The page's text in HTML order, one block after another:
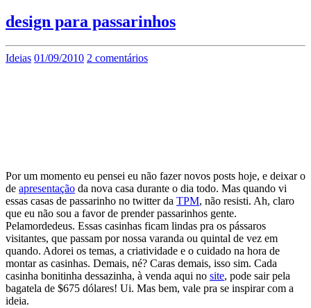
design para passarinhos
Ideias 01/09/2010 2 comentários
Por um momento eu pensei eu não fazer novos posts hoje, e deixar o
de apresentação da nova casa durante o dia todo. Mas quando vi
essas casas de passarinho no twitter da TPM, não resisti. Ah, claro
que eu não sou a favor de prender passarinhos gente.
Pelamordedeus. Essas casinhas ficam lindas pra os pássaros
visitantes, que passam por nossa varanda ou quintal de vez em
quando. Adorei os temas, a criatividade e o cuidado na hora de
montar as casinhas. Demais, né? Caras demais, isso sim. Cada
casinha bonitinha dessazinha, à venda aqui no site, pode sair pela
bagatela de $675 dólares! Ui. Mas bem, vale pra se inspirar com a
ideia.